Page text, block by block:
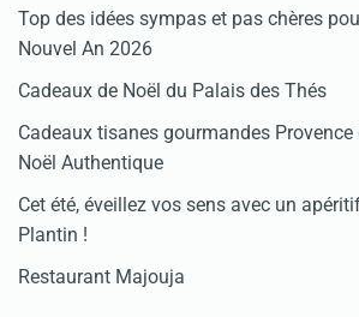
Top des idées sympas et pas chères
Nouvel An 2026
Cadeaux de Noël du Palais des Thés
Cadeaux tisanes gourmandes
Noël Authentique
Cet été, éveillez vos sens avec un
Plantin !
Restaurant Majouja